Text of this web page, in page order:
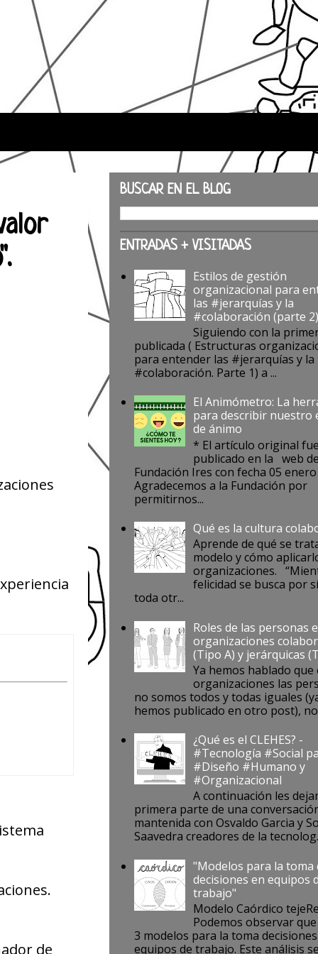
de
BUSCAR EN EL BLOG
ENTRADAS + VISITADAS
Estilos de gestión
organizacional para
las #jerarquías y la
#colaboración (parte
Siguiendo con la
publicada ( Estructuras
para entender las #jerarquías y la
#colaboración. Parte 1) a ...
El Animómetro: La
para describir nuestro
de ánimo
* El artículo original
publicado en la web
Fundación Ires con fecha 05 enero
Agradecemos a la Fundación por
permitirnos...
Qué es la cultura
Aprende de qué se
modelo y cómo
organizaciones.
felicidad se busca por
toda otr...
Roles de las personas
organizaciones
(Tipo A) y jerárquicas
Ya hemos hablado que
organizaciones las
no somos todos y todas iguales
hemos publicado en otro post),
¿Qué es el CLEHES? -
#Tecnología #Social
#Diseño #Humano y
#Organizacional
A continuación les
primera parte de una
mantenida con Osvaldo Garcia y
Saavedra creadores de la
"Modelos para la toma
decisiones en equipos
trabajo"
Modelo Caórdico
Podemos observar
3 modelos para la toma
equipos de trabajo. Este análisis